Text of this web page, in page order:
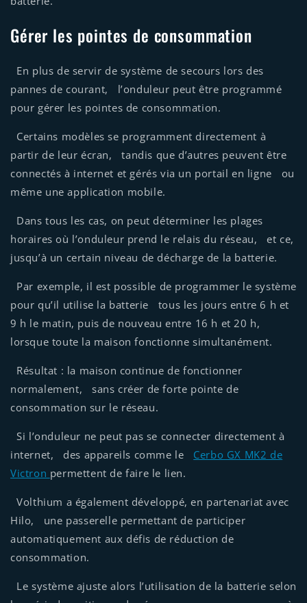
Gérer les pointes de consommation
En plus de servir de système de secours lors des
pannes de courant, l’onduleur peut être programmé
pour gérer les pointes de consommation.
Certains modèles se programment directement à
partir de leur écran, tandis que d’autres peuvent être
connectés à internet et gérés via un portail en ligne ou
même une application mobile.
Dans tous les cas, on peut déterminer les plages
horaires où l’onduleur prend le relais du réseau, et ce,
jusqu’à un certain niveau de décharge de la batterie.
Par exemple, il est possible de programmer le système
pour qu’il utilise la batterie tous les jours entre 6 h et
9 h le matin, puis de nouveau entre 16 h et 20 h,
lorsque toute la maison fonctionne simultanément.
Résultat : la maison continue de fonctionner
normalement, sans créer de forte pointe de
consommation sur le réseau.
Si l’onduleur ne peut pas se connecter directement à
internet, des appareils comme le Cerbo GX MK2 de
Victron permettent de faire le lien.
Volthium a également développé, en partenariat avec
Hilo, une passerelle permettant de participer
automatiquement aux défis de réduction de
consommation.
Le système ajuste alors l’utilisation de la batterie selon